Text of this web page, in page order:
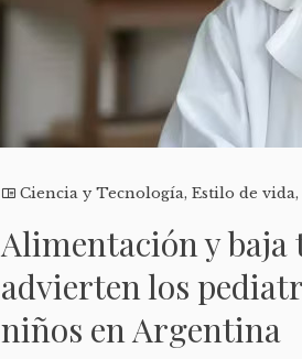
Ciencia y Tecnología,Estilo de vida
Alimentación y baja
advierten los
niños en Argentina